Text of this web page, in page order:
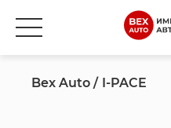
Bex Auto I-PACE